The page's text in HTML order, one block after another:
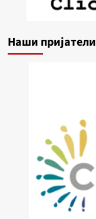
Наши пријатели